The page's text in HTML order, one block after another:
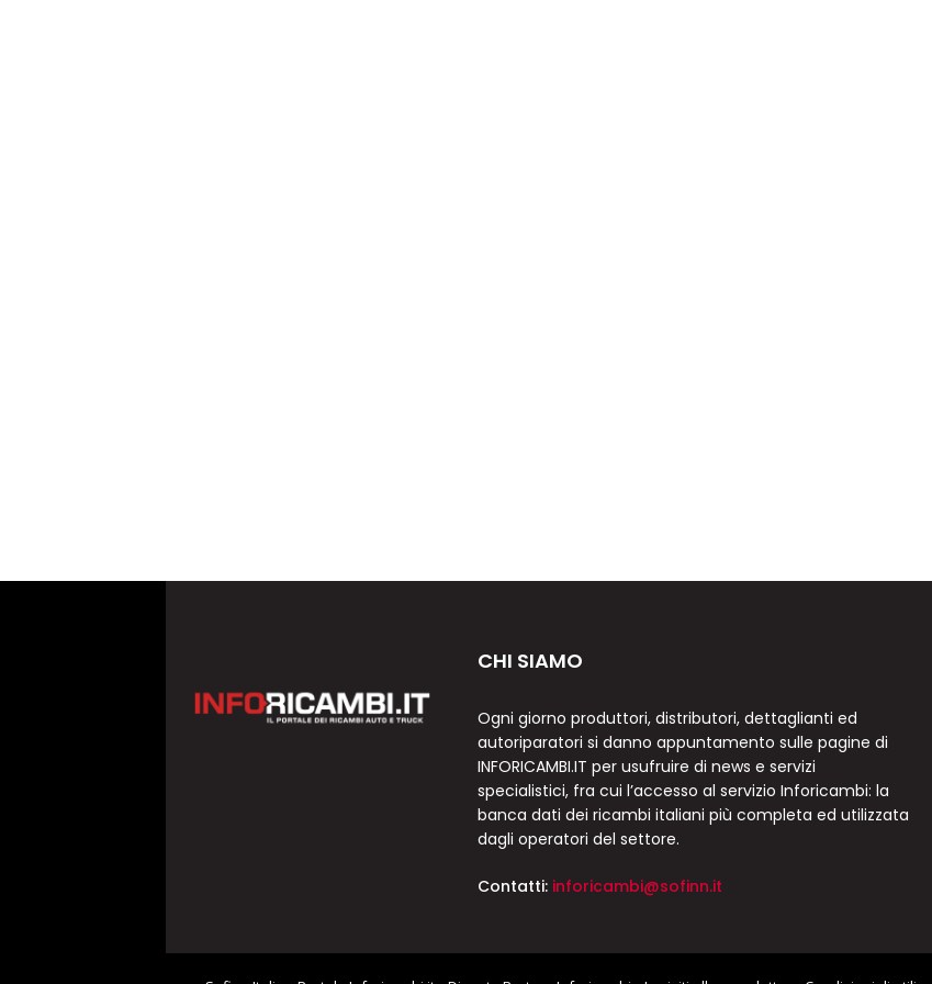
CHI SIAMO
Ogni giorno produttori, distributori, dettaglianti ed
autoriparatori si danno appuntamento sulle pagine di
INFORICAMBI.IT per usufruire di news e servizi
specialistici, fra cui l’accesso al servizio Inforicambi: la
banca dati dei ricambi italiani più completa ed utilizzata
dagli operatori del settore.
Contatti: inforicambi@sofinn.it